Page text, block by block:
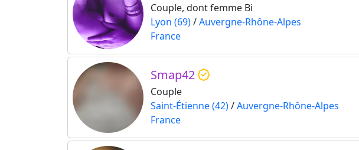
Couple, dont femme Bi
Lyon (69)/Auvergne-Rhône-Alpes
France
Smap42
Couple
Saint-Étienne (42)/Auvergne-Rhône-Alpes
France